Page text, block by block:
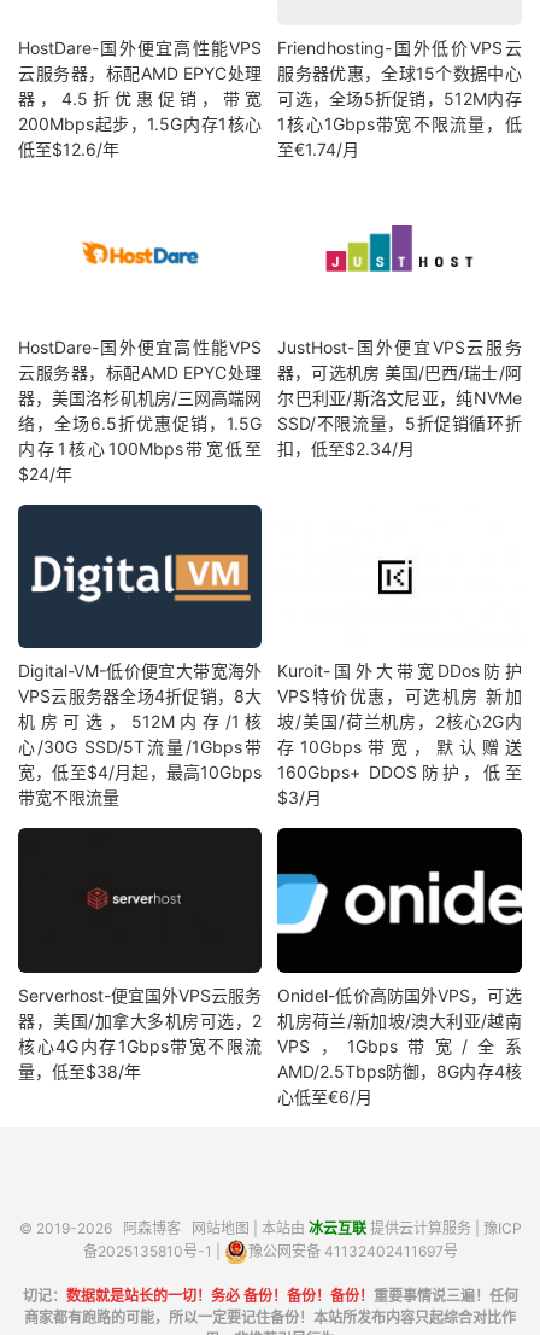
HostDare-国外便宜高性能VPS
云服务器，标配AMD EPYC处理
器，4.5折优惠促销，带宽
200Mbps起步，1.5G内存1核心
低至$12.6/年
Friendhosting-国外低价VPS云
服务器优惠，全球15个数据中心
可选，全场5折促销，512M内存
1核心1Gbps带宽不限流量，低
至€1.74/月
HostDare-国外便宜高性能VPS
云服务器，标配AMD EPYC处理
器，美国洛杉矶机房/三网高端网
络，全场6.5折优惠促销，1.5G
内存1核心100Mbps带宽低至
$24/年
JustHost-国外便宜VPS云服务
器，可选机房 美国/巴西/瑞士/阿
尔巴利亚/斯洛文尼亚，纯NVMe
SSD/不限流量，5折促销循环折
扣，低至$2.34/月
Digital-VM-低价便宜大带宽海外
VPS云服务器全场4折促销，8大
机房可选，512M内存/1核
心/30G SSD/5T流量/1Gbps带
宽，低至$4/月起，最高10Gbps
带宽不限流量
Kuroit-国外大带宽DDos防护
VPS特价优惠，可选机房 新加
坡/美国/荷兰机房，2核心2G内
存10Gbps带宽，默认赠送
160Gbps+ DDOS防护，低至
$3/月
Serverhost-便宜国外VPS云服务
器，美国/加拿大多机房可选，2
核心4G内存1Gbps带宽不限流
量，低至$38/年
Onidel-低价高防国外VPS，可选
机房荷兰/新加坡/澳大利亚/越南
VPS，1Gbps带宽/全系
AMD/2.5Tbps防御，8G内存4核
心低至€6/月
© 2019-2026 阿森博客 网站地图 | 本站由 冰云互联提供云计算服务 | 豫ICP
备2025135810号-1
豫公网安备 41132402411697号
切记： 数据就是站长的一切！务必 备份！备份！备份！ 重要事情说三遍！任何
商家都有跑路的可能，所以一定要记住备份！本站所发布内容只起综合对比作